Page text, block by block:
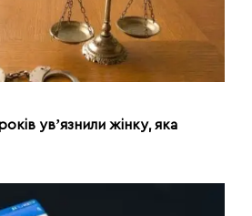
увʼязнили жінку, яка